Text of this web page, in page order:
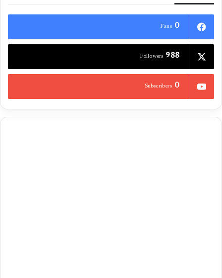
0
Fans
988
Followers
0
Subscribers